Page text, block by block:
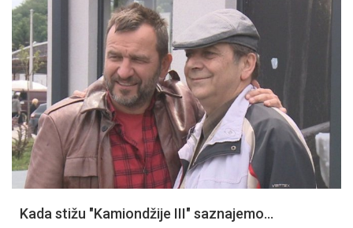
Kada stižu "Kamiondžije III" saznajemo...